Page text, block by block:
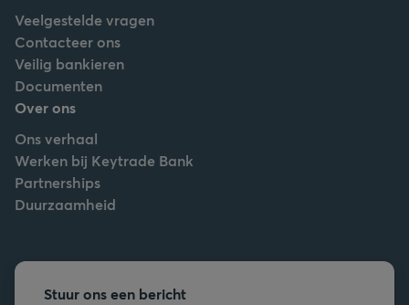
Veelgestelde vragen
Contacteer ons
Veilig bankieren
Documenten
Over ons
Ons verhaal
Werken bij Keytrade Bank
Partnerships
Duurzaamheid
Stuur ons een bericht